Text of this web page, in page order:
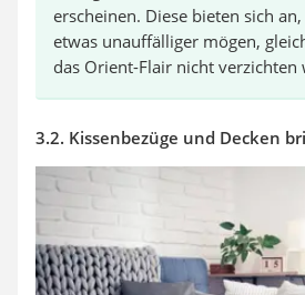
erscheinen. Diese bieten sich
etwas unauffälliger mögen,
das Orient-Flair nicht verzichten
3.2. Kissenbezüge und Decken